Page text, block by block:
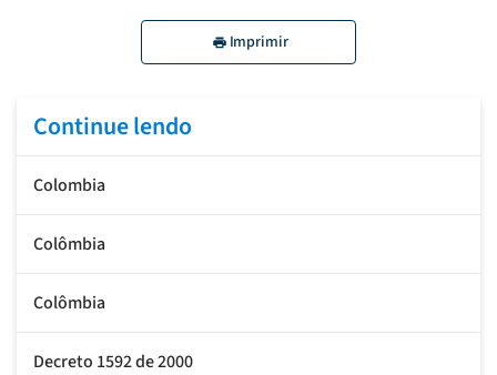
Imprimir
Continue lendo
Colombia
Colômbia
Colômbia
Decreto 1592 de 2000